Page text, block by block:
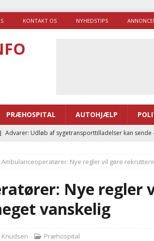
KONTAKT OS NYHEDSTIPS
PRÆHOSPITAL AUTOHJÆLP
Advarer: Udløb af sygetransporttilladelser kan sende
Ny ambulance og el-sygetransportvogn til Samsø
Brandvæsenerne brugte lidt længere tid på at komme
Ny treårig politiuddannelse skal ruste betjentene til
Ambulanceoperatører: Nye regler vil gøre
Nye regler
vanskelig
Præhospital